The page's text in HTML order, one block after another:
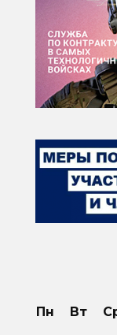
Пн Вт